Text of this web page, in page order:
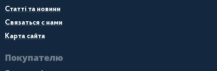
Статті та новини
Связаться с нами
Карта сайта
Покупателю